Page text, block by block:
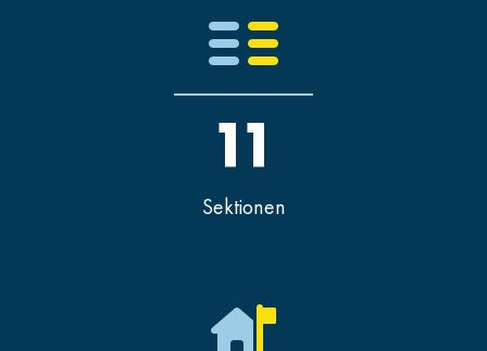
Sektionen
11